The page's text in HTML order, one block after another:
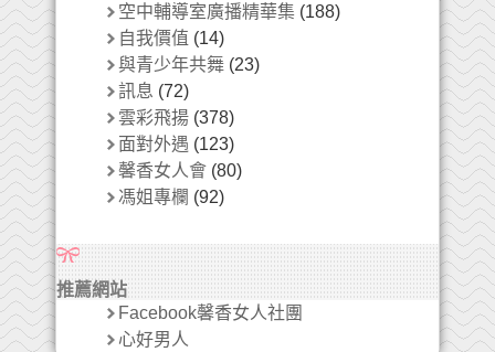
空中輔導室廣播精華集 (188)
自我價值 (14)
與青少年共舞 (23)
訊息 (72)
雲彩飛揚 (378)
面對外遇 (123)
馨香女人會 (80)
馮姐專欄 (92)
推薦網站
Facebook馨香女人社團
心好男人